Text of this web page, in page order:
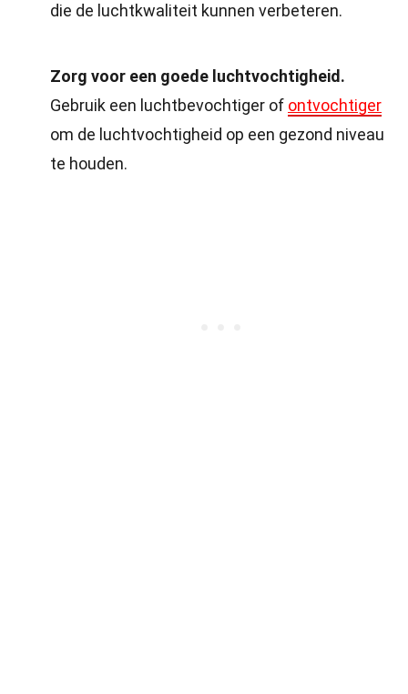
die de luchtkwaliteit kunnen verbeteren.
Zorg voor een goede luchtvochtigheid.
Gebruik een luchtbevochtiger of ontvochtiger
om de luchtvochtigheid op een gezond niveau
te houden.